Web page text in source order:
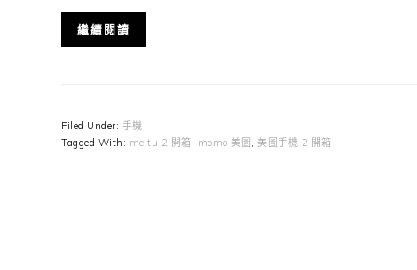
繼續閱讀
Filed Under: 手機
Tagged With: meitu 2 開箱, momo 美圖 , 美圖手機 2 開箱